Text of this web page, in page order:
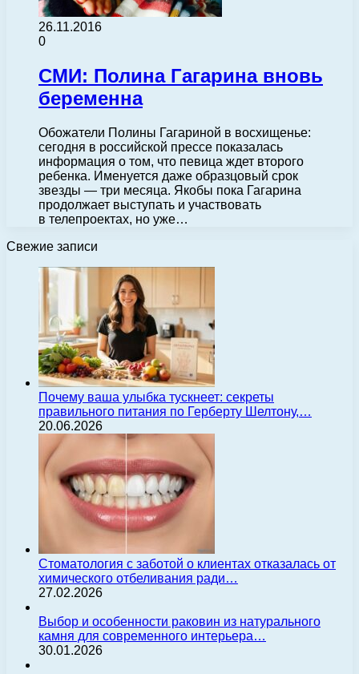
26.11.2016
0
СМИ: Полина Гагарина вновь
беременна
Обожатели Полины Гагариной в восхищенье:
сегодня в российской прессе показалась
информация о том, что певица ждет второго
ребенка. Именуется даже образцовый срок
звезды — три месяца. Якобы пока Гагарина
продолжает выступать и участвовать
в телепроектах, но уже…
Свежие записи
Почему ваша улыбка тускнеет: секреты
правильного питания по Герберту Шелтону,…
20.06.2026
Стоматология с заботой о клиентах отказалась от
химического отбеливания ради…
27.02.2026
Выбор и особенности раковин из натурального
камня для современного интерьера…
30.01.2026